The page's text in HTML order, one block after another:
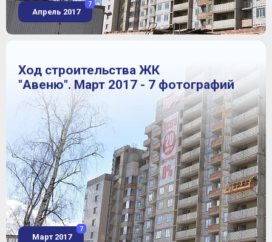
Апрель 2017
7
Ход строительства ЖК
"Авеню". Март 2017 - 7 фотографий
Март 2017
7